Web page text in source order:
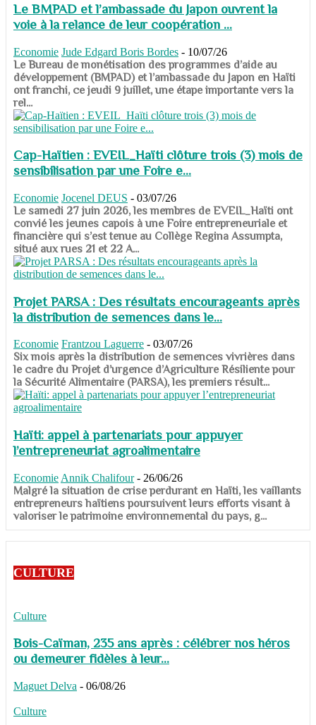
Le BMPAD et l’ambassade du Japon ouvrent la
voie à la relance de leur coopération ...
Economie Jude Edgard Boris Bordes - 10/07/26
​​​​​​​Le Bureau de monétisation des programmes d’aide au
développement (BMPAD) et l’ambassade du Japon en Haïti
ont franchi, ce jeudi 9 juillet, une étape importante vers la
rel...
Cap-Haïtien : EVEIL_Haïti clôture trois (3) mois de
sensibilisation par une Foire e...
Economie Jocenel DEUS - 03/07/26
Le samedi 27 juin 2026, les membres de EVEIL_Haïti ont
convié les jeunes capois à une Foire entrepreneuriale et
financière qui s’est tenue au Collège Regina Assumpta,
situé aux rues 21 et 22 A...
Projet PARSA : Des résultats encourageants après
la distribution de semences dans le...
Economie Frantzou Laguerre - 03/07/26
​​​​​​​Six mois après la distribution de semences vivrières dans
le cadre du Projet d’urgence d’Agriculture Résiliente pour
la Sécurité Alimentaire (PARSA), les premiers résult...
Haïti: appel à partenariats pour appuyer
l’entrepreneuriat agroalimentaire
Economie Annik Chalifour - 26/06/26
​​​​​​​Malgré la situation de crise perdurant en Haïti, les vaillants
entrepreneurs haïtiens poursuivent leurs efforts visant à
valoriser le patrimoine environnemental du pays, g...
CULTURE
Culture
Bois-Caïman, 235 ans après : célébrer nos héros
ou demeurer fidèles à leur...
Maguet Delva - 06/08/26
Culture